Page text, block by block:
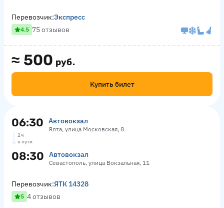
≈ 500 руб.
Купить билет
Перевозчик:Экспресс
4.5 75 отзывов
06:30 Автовокзал
Ялта, улица Московская, 8
2 ч
в пути
08:30 Автовокзал
Севастополь, улица Вокзальная, 11
Перевозчик:ЯТК 14328
5 4 отзывов